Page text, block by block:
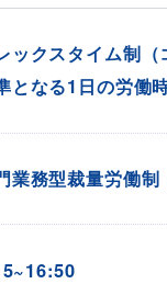
ックスタイム制（
となる1日の労働
業務型裁量労働制